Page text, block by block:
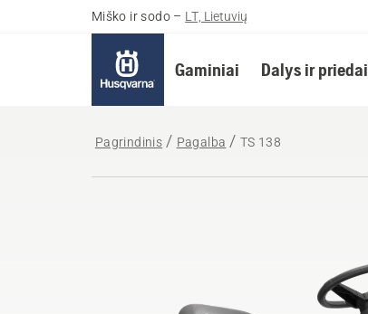
Miško ir sodo – LT, Lietuvių
Gaminiai Dalys ir priedai
Pagrindinis Pagalba TS 138